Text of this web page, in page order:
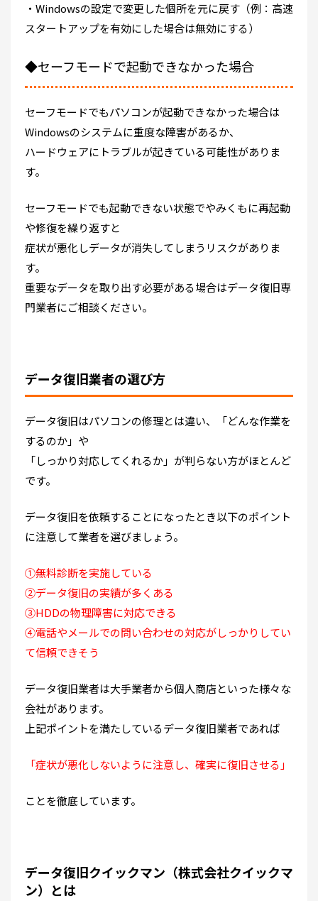
・Windowsの設定で変更した個所を元に戻す（例：高速
スタートアップを有効にした場合は無効にする）
◆セーフモードで起動できなかった場合
セーフモードでもパソコンが起動できなかった場合は
Windowsのシステムに重度な障害があるか、
ハードウェアにトラブルが起きている可能性がありま
す。
セーフモードでも起動できない状態でやみくもに再起動
や修復を繰り返すと
症状が悪化しデータが消失してしまうリスクがありま
す。
重要なデータを取り出す必要がある場合はデータ復旧専
門業者にご相談ください。
データ復旧業者の選び方
データ復旧はパソコンの修理とは違い、「どんな作業を
するのか」や
「しっかり対応してくれるか」が判らない方がほとんど
です。
データ復旧を依頼することになったとき以下のポイント
に注意して業者を選びましょう。
①無料診断を実施している
②データ復旧の実績が多くある
③HDDの物理障害に対応できる
④電話やメールでの問い合わせの対応がしっかりしてい
て信頼できそう
データ復旧業者は大手業者から個人商店といった様々な
会社があります。
上記ポイントを満たしているデータ復旧業者であれば
「症状が悪化しないように注意し、確実に復旧させる」
ことを徹底しています。
データ復旧クイックマン（株式会社クイックマ
ン）とは